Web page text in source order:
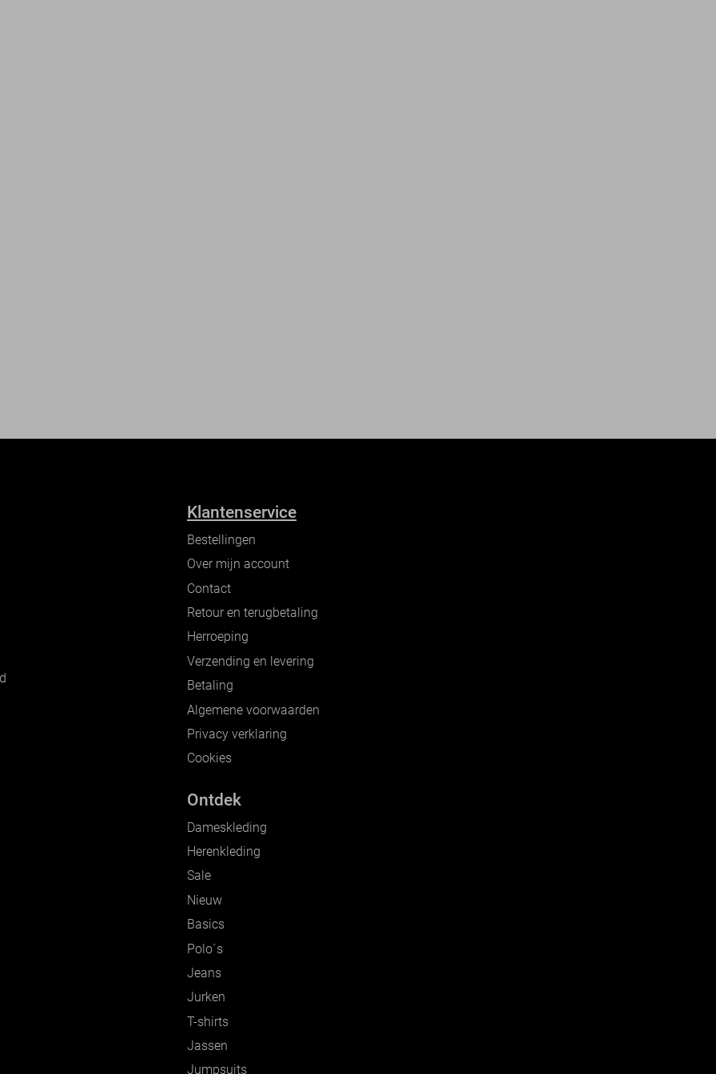
Klantenservice
Bestellingen
Over mijn account
Contact
Retour en terugbetaling
Herroeping
Verzending en levering
Betaling
Algemene voorwaarden
Privacy verklaring
Cookies
Ontdek
Dameskleding
Herenkleding
Sale
Nieuw
Basics
Polo`s
Jeans
Jurken
T-shirts
Jassen
Jumpsuits